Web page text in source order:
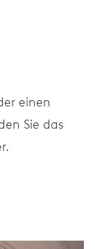
einen
Sie das